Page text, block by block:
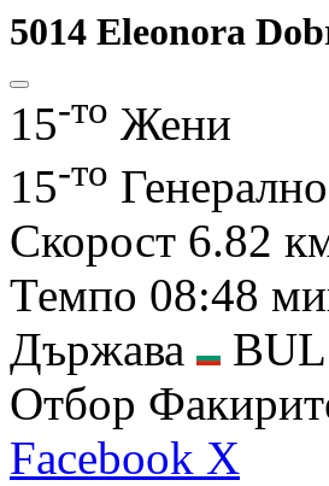
5014 Eleonora
15-то Жени
15-то
Скорост 6.82
Темпо 08:48
Държава
BUL
Отбор
Facebook X